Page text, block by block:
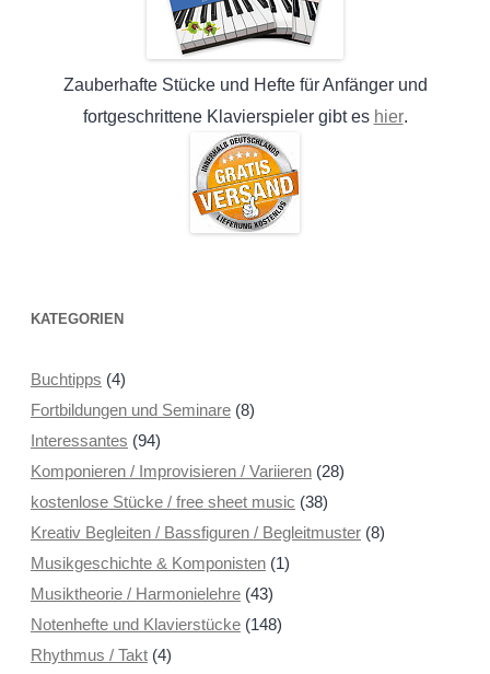
Zauberhafte Stücke und Hefte für Anfänger und
fortgeschrittene Klavierspieler gibt es hier.
KATEGORIEN
Buchtipps (4)
Fortbildungen und Seminare(8)
Interessantes (94)
Komponieren / Improvisieren / Variieren(28)
kostenlose Stücke / free sheet music (38)
Kreativ Begleiten / Bassfiguren / Begleitmuster(8)
Musikgeschichte & Komponisten(1)
Musiktheorie / Harmonielehre(43)
Notenhefte und Klavierstücke(148)
Rhythmus / Takt(4)